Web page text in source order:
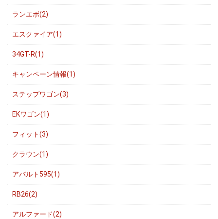
ランエボ(2)
エスクァイア(1)
34GT-R(1)
キャンペーン情報(1)
ステップワゴン(3)
EKワゴン(1)
フィット(3)
クラウン(1)
アバルト595(1)
RB26(2)
アルファード(2)